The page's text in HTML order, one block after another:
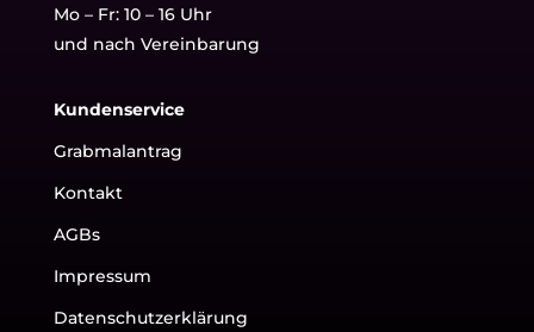
Mo – Fr: 10 – 16 Uhr
und nach Vereinbarung
Kundenservice
Grabmalantrag
Kontakt
AGBs
Impressum
Datenschutzerklärung